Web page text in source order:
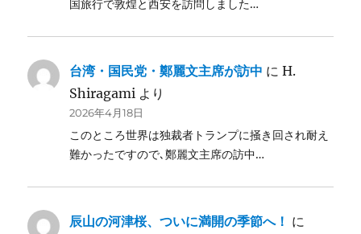
国旅行で敦煌と西安を訪問しました…
台湾・国民党・鄭麗文主席が訪中 にH.
Shiragami より
2026年4月18日
このところ世界は独裁者トランプに掻き回され耐え
難かったですので､鄭麗文主席の訪中…
辰山の河津桜、ついに満開の季節へ！ に